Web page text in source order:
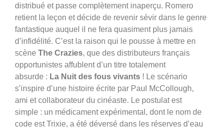
distribué et passe complètement inaperçu. Romero
retient la leçon et décide de revenir sévir dans le genre
fantastique auquel il ne fera quasiment plus jamais
d’infidélité. C’est la raison qui le pousse à mettre en
scène The Crazies, que des distributeurs français
opportunistes affublent d’un titre totalement
absurde : La Nuit des fous vivants ! Le scénario
s’inspire d’une histoire écrite par Paul McCollough,
ami et collaborateur du cinéaste. Le postulat est
simple : un médicament expérimental, dont le nom de
code est Trixie, a été déversé dans les réserves d’eau